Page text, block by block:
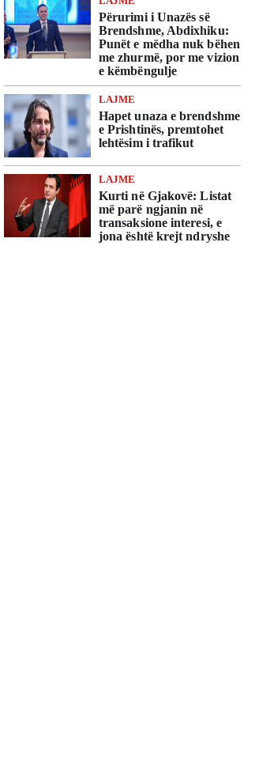
Përurimi i Unazës së
Brendshme, Abdixhiku:
Punët e mëdha nuk bëhen
me zhurmë, por me vizion
e këmbëngulje
LAJME
Hapet unaza e brendshme
e Prishtinës, premtohet
lehtësim i trafikut
LAJME
Kurti në Gjakovë: Listat
më parë ngjanin në
transaksione interesi, e
jona është krejt ndryshe